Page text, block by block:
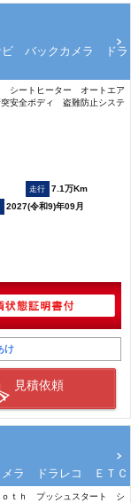
バックカメラ ドラ
シートヒーター オートエア
安全ボディ 盗難防止システ
7.1万Km
2027(令和9)年09月
け
見積依頼
ラ ドラレコ ＥＴＣ
ｏｔｈ プッシュスタート シ